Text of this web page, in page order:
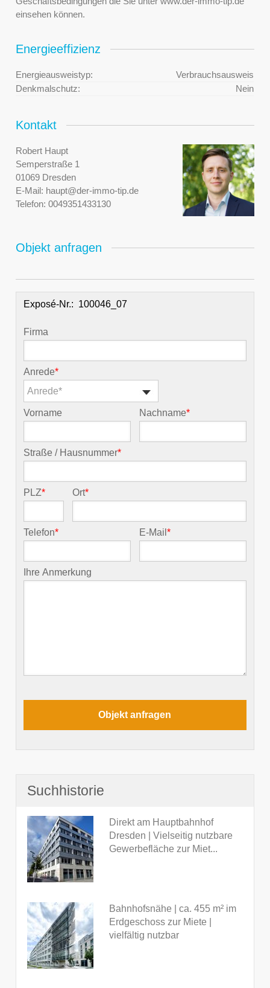
einsehen können.
Energieeffizienz
Energieausweistyp:
Verbrauchsausweis
Denkmalschutz:
Nein
Kontakt
Robert Haupt
Semperstraße 1
01069 Dresden
E-Mail: haupt@der-immo-tip.de
Telefon: 0049351433130
Objekt anfragen
Exposé-Nr.:
Firma
Anrede*
Anrede*
Vorname Nachname*
Straße / Hausnummer*
PLZ* Ort*
Telefon* E-Mail*
Ihre Anmerkung
Suchhistorie
Direkt am Hauptbahnhof
Dresden | Vielseitig nutzbare
Gewerbefläche zur Miet...
Bahnhofsnähe | ca. 455 m² im
Erdgeschoss zur Miete |
vielfältig nutzbar